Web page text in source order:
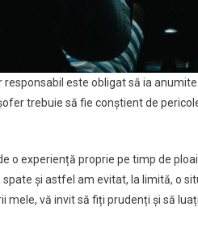
responsabil este obligat să ia
trebuie să fie conştient de
o experiență proprie pe timp de
și astfel am evitat, la limită, o
mele, vă invit să fiți prudenți și să